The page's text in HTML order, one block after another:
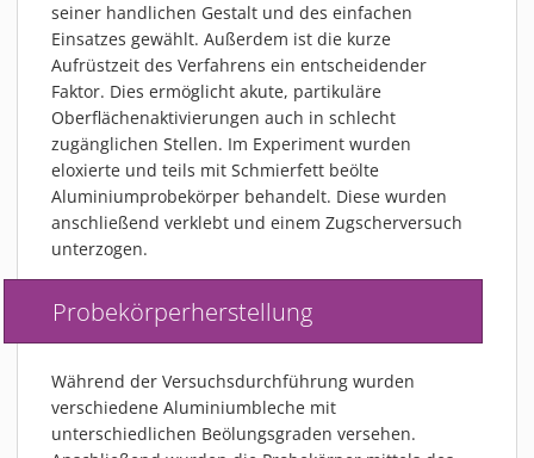
DOWNLOADS
ANWENDUNGEN
DESINFEKTION
DRUCKVORBEHANDLUNG
FEINSTREINIGUNG
LACKIEREN
PLASMAAKTIVIERUNG
VERKLEBEN
MATERIALIEN
EVENTS
FACHARTIKEL
NEWS
seiner handlichen Gestalt und des einfachen
Einsatzes gewählt. Außerdem ist die kurze
Aufrüstzeit des Verfahrens ein entscheidender
Faktor. Dies ermöglicht akute, partikuläre
Oberflächenaktivierungen auch in schlecht
zugänglichen Stellen. Im Experiment wurden
eloxierte und teils mit Schmierfett beölte
Aluminiumprobekörper behandelt. Diese wurden
anschließend verklebt und einem Zugscherversuch
unterzogen.
Probekörperherstellung
Während der Versuchsdurchführung wurden
verschiedene Aluminiumbleche mit
unterschiedlichen Beölungsgraden versehen.